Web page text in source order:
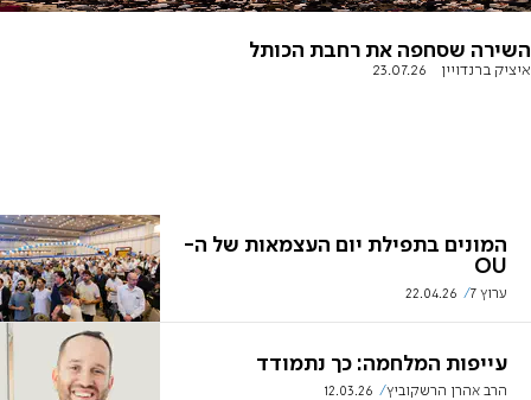
השירה שסחפה את רחבת הכותל
איציק ברנדויין 23.07.26
המונים בתפילת יום העצמאות של ה-
OU
ערוץ 7 22.04.26
עייפות המלחמה: כך נתמודד
הרב אהרן הרשקוביץ 12.03.26